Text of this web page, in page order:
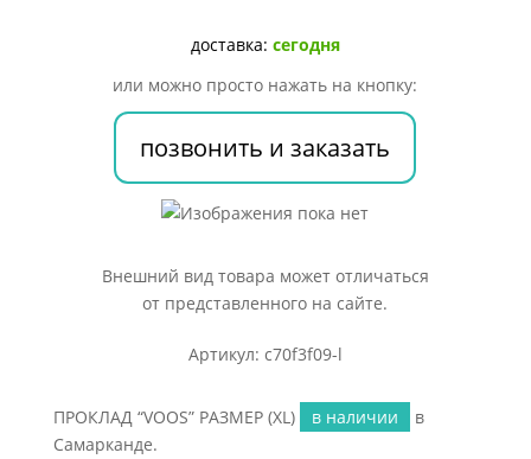
доставка: сегодня
или можно просто нажать на кнопку:
позвонить и заказать
Внешний вид товара может отличаться
от представленного на сайте.
Артикул: c70f3f09-l
ПРОКЛАД “VOOS” РАЗМЕР (XL) в наличии
в
Самарканде.